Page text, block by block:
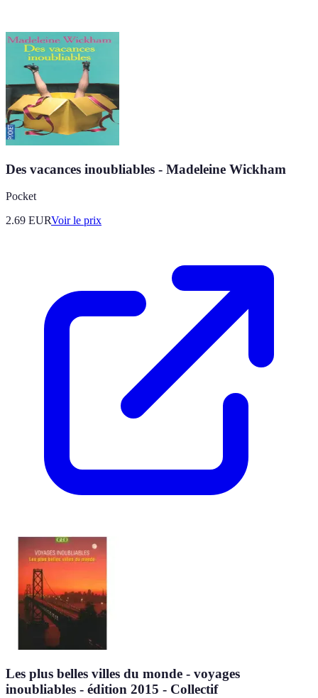
Des vacances inoubliables - Madeleine Wickham
Pocket
2.69 EURVoir le prix
Les plus belles villes du monde - voyages
inoubliables - édition 2015 - Collectif